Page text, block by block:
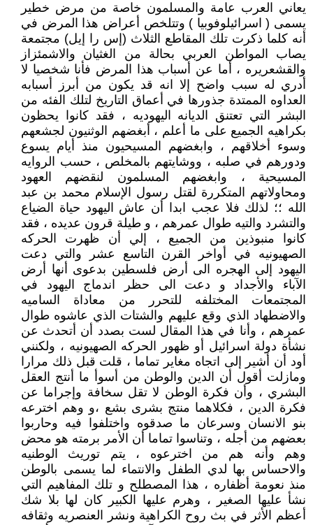
يعاني العرب عامة والمسلمون خاصة من مرض خطير
يسمى ( اسرائيلوفوبيا ) وتتلخص أعراض هذا المرض في
أنه كلما ذكرت تلك المقاطع الثلاث (إس را إيل) مجتمعة
يصاب المواطن العربي بحالة من الغثيان والاشمئزاز
والقشعريره ، أما عن أسباب هذا المرض فأنا شخصيا لا
أدري له سبب واضح إلا انه قد يكون من أبرز أسبابه
العداوه الممتدة جذورها في أعماق التاريخ لتلك الفئه من
البشر التي تعتنق الديانه اليهوديه ، فقد كانوا يحظون
بكراهيه الجميع على ما أعلم ، أبغضهم الوثنيون لجشعهم
وسوء أخلاقهم ، وابغضهم المسيحيون منذ أيام يسوع
ودورهم في صلبه ، ووشايتهم بالمخلص ، حسب الروايه
المسيحية ، وابغضهم المسلمون لنقضهم العهود
ومحاولاتهم المتكررة لقتل رسول الإسلام محمد بن عبد
الله ؛؛ لذلك فلا عجب ابدا أن عاش اليهود حياة الضياع
والتشرد والتيه طوال عمرهم ، و طيلة قرون عديده ، فقد
كانوا منبوذين من الجميع ، إلي أن ظهرت الحركه
الصهيونيه في أواخر القرن التاسع عشر والتي دعت
اليهود إلى الهجره الى أرض فلسطين بدعوى أنها أرض
الآباء والأجداد و دعت الى حظر اندماج اليهود في
المجتمعات المختلفه للتحرر من معاداة الساميه
والاضطهاد الذي وقع عليهم والشتات الذي عاشوه طوال
عمرهم ، وأنا في هذا المقال لست بصدد أن أتحدث عن
نشأة دولة اسرائيل أو ظهور الحركه الصهيونيه ، ولكنني
أود أن أشير إلى اتجاه مغاير تماما ، قلت قبل ذلك مرارا
ومازلت أقول أن الدين والوطن من أسوأ ما أنتج العقل
البشري ، وأن فكرة الوطن لا تقل سخافة وإجراما عن
فكرة الدين ، فكلاهما منتج بشرى بشع ،و وهم اخترعه
بنو الانسان وسرعان ما صدقوه واختلفوا فيه وحاربوا
بعضهم من أجله ، وتناسوا تماما أن الأمر برمته هو محض
وهم وأنه هم من اخترعوه ، يتم توريث الوطنيه
والاحساس بها لدي الطفل والانتماء لما يسمى بالوطن
منذ نعومة أظفاره ، هذا المصطلح و تلك المفاهيم التي
نشأ عليها الصغير ، وهرم عليها الكبير كان لها بلا شك
أعظم الأثر في بث روح الكراهية ونشر العنصريه وثقافه